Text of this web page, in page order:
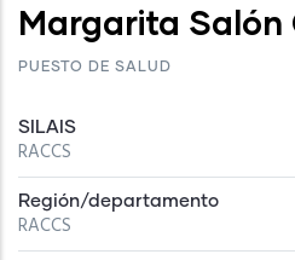
Margarita Salón
PUESTO DE SALUD
SILAIS
RACCS
Región/departamento
RACCS